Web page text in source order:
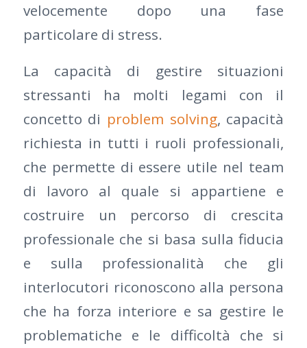
velocemente dopo una fase
particolare di stress.
La capacità di gestire situazioni
stressanti ha molti legami con il
concetto di problem solving, capacità
richiesta in tutti i ruoli professionali,
che permette di essere utile nel team
di lavoro al quale si appartiene e
costruire un percorso di crescita
professionale che si basa sulla fiducia
e sulla professionalità che gli
interlocutori riconoscono alla persona
che ha forza interiore e sa gestire le
problematiche e le difficoltà che si